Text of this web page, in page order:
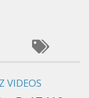
VIDEOS